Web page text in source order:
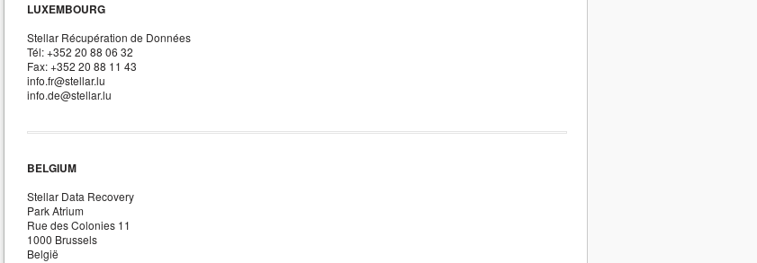
LUXEMBOURG
Stellar Récupération de Données
Tél: +352 20 88 06 32
Fax: +352 20 88 11 43
info.fr@stellar.lu
info.de@stellar.lu
BELGIUM
Stellar Data Recovery
Park Atrium
Rue des Colonies 11
1000 Brussels
België